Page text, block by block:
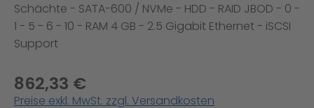
Schächte - SATA-600 / NVMe - HDD - RAID JBOD - 0 -
1 - 5 - 6 - 10 - RAM 4 GB - 2.5 Gigabit Ethernet - iSCSI
Support
862,33 €
Preise exkl. MwSt. zzgl. Versandkosten